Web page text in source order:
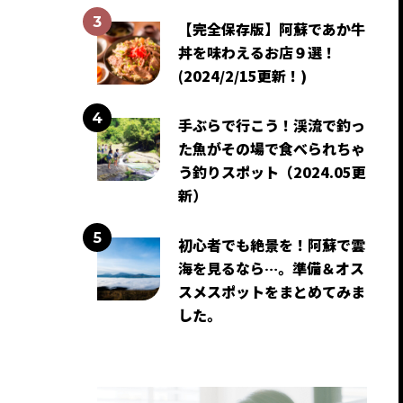
【完全保存版】阿蘇であか牛
丼を味わえるお店９選！
(2024/2/15更新！)
手ぶらで行こう！渓流で釣っ
た魚がその場で食べられちゃ
う釣りスポット（2024.05更
新）
初心者でも絶景を！阿蘇で雲
海を見るなら…。準備＆オス
スメスポットをまとめてみま
した。